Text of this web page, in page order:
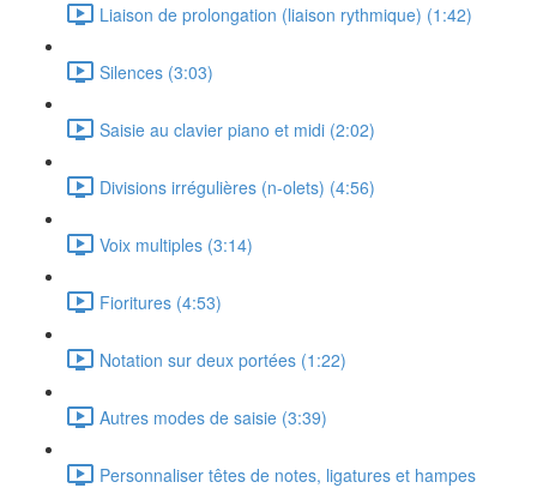
Liaison de prolongation (liaison rythmique) (1:42)
Silences (3:03)
Saisie au clavier piano et midi (2:02)
Divisions irrégulières (n-olets) (4:56)
Voix multiples (3:14)
Fioritures (4:53)
Notation sur deux portées (1:22)
Autres modes de saisie (3:39)
Personnaliser têtes de notes, ligatures et hampes